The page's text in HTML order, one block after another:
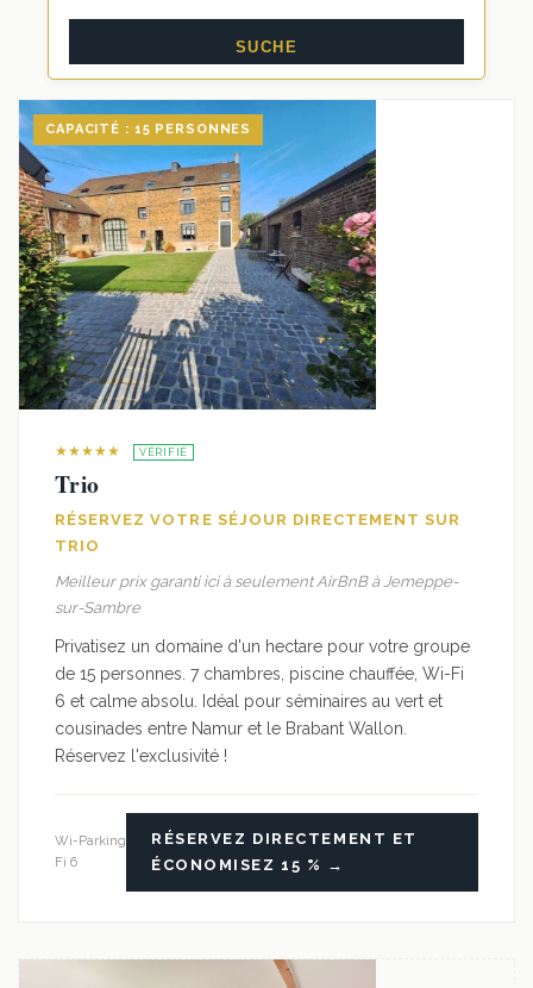
CAPACITÉ : 15 PERSONNES
★★★★★ VÉRIFIÉ
Trio
RÉSERVEZ VOTRE SÉJOUR DIRECTEMENT SUR
TRIO
Meilleur prix garanti ici à seulement AirBnB à Jemeppe-
sur-Sambre
Privatisez un domaine d'un hectare pour votre groupe
de 15 personnes. 7 chambres, piscine chauffée, Wi-Fi
6 et calme absolu. Idéal pour séminaires au vert et
cousinades entre Namur et le Brabant Wallon.
Réservez l'exclusivité !
Wi-
Fi 6
Parking
RÉSERVEZ DIRECTEMENT ET
ÉCONOMISEZ 15 % →